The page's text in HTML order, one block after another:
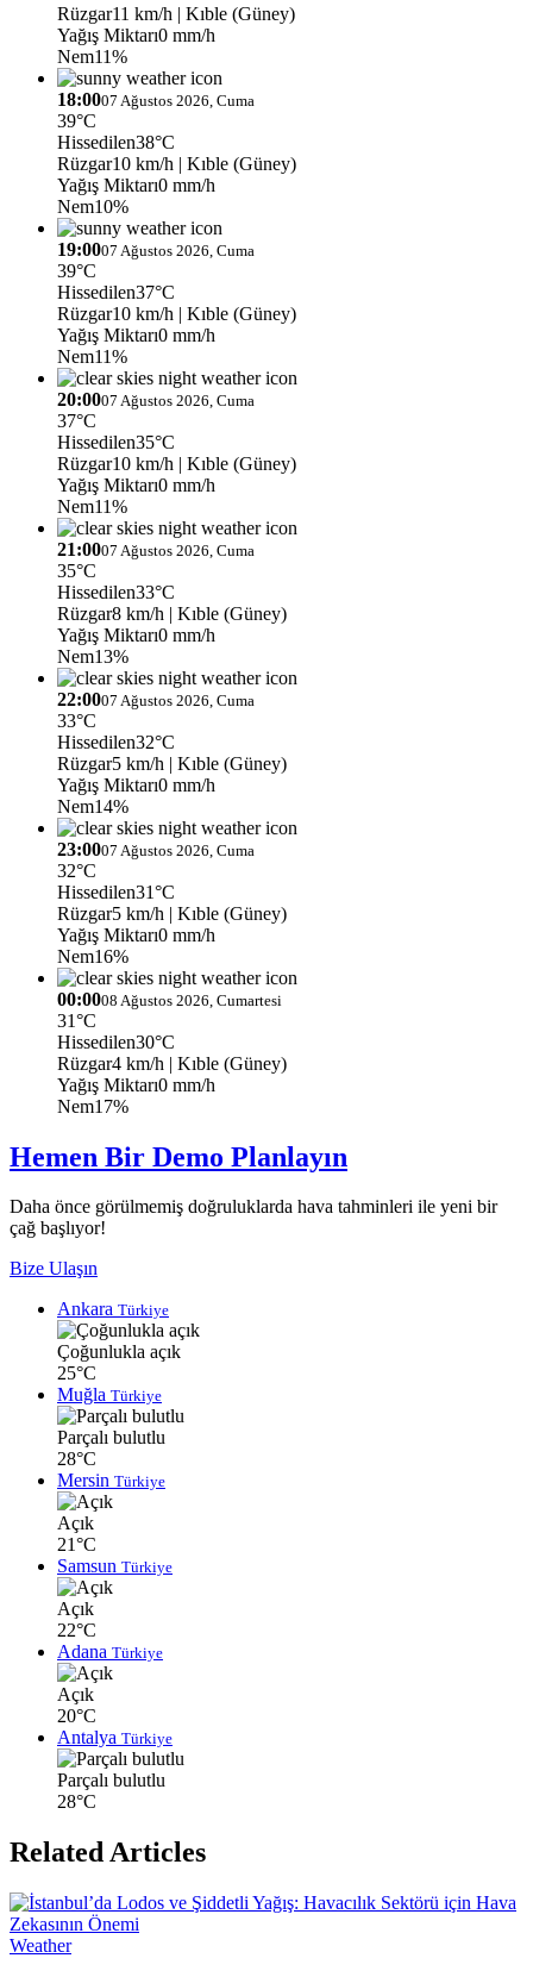
Rüzgar11 km/h | Kıble (Güney)
Yağış Miktarı0 mm/h
Nem11%
18:0007 Ağustos 2026, Cuma
39°C
Hissedilen38°C
Rüzgar10 km/h | Kıble (Güney)
Yağış Miktarı0 mm/h
Nem10%
19:0007 Ağustos 2026, Cuma
39°C
Hissedilen37°C
Rüzgar10 km/h | Kıble (Güney)
Yağış Miktarı0 mm/h
Nem11%
20:0007 Ağustos 2026, Cuma
37°C
Hissedilen35°C
Rüzgar10 km/h | Kıble (Güney)
Yağış Miktarı0 mm/h
Nem11%
21:0007 Ağustos 2026, Cuma
35°C
Hissedilen33°C
Rüzgar8 km/h | Kıble (Güney)
Yağış Miktarı0 mm/h
Nem13%
22:0007 Ağustos 2026, Cuma
33°C
Hissedilen32°C
Rüzgar5 km/h | Kıble (Güney)
Yağış Miktarı0 mm/h
Nem14%
23:0007 Ağustos 2026, Cuma
32°C
Hissedilen31°C
Rüzgar5 km/h | Kıble (Güney)
Yağış Miktarı0 mm/h
Nem16%
00:0008 Ağustos 2026, Cumartesi
31°C
Hissedilen30°C
Rüzgar4 km/h | Kıble (Güney)
Yağış Miktarı0 mm/h
Nem17%
Hemen Bir Demo Planlayın
Daha önce görülmemiş doğruluklarda hava tahminleri ile yeni bir
çağ başlıyor!
Bize Ulaşın
Ankara Türkiye
Çoğunlukla açık
25°C
Muğla Türkiye
Parçalı bulutlu
28°C
Mersin Türkiye
Açık
21°C
Samsun Türkiye
Açık
22°C
Adana Türkiye
Açık
20°C
Antalya Türkiye
Parçalı bulutlu
28°C
Related Articles
Weather